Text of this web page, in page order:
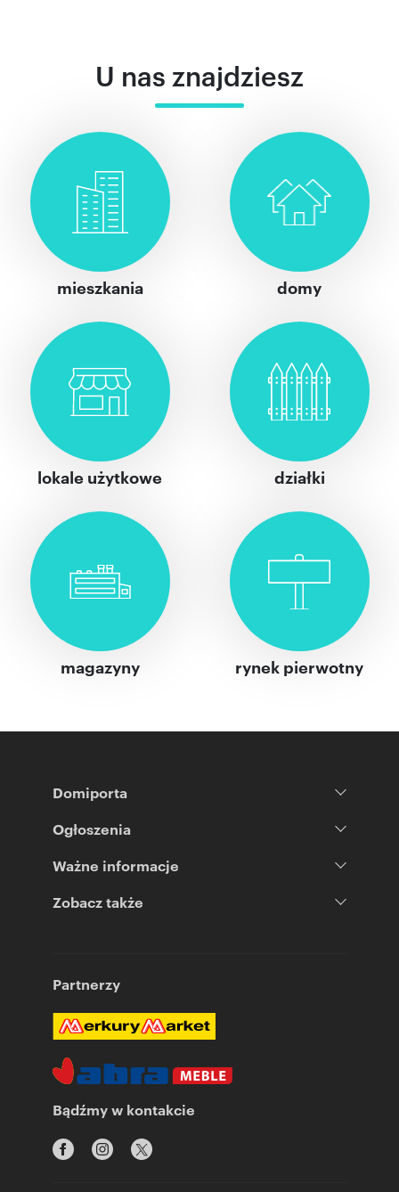
U nas znajdziesz
mieszkania domy
lokale użytkowe działki
magazyny rynek pierwotny
Domiporta
Ogłoszenia
Ważne informacje
Zobacz także
Partnerzy
Bądźmy w kontakcie